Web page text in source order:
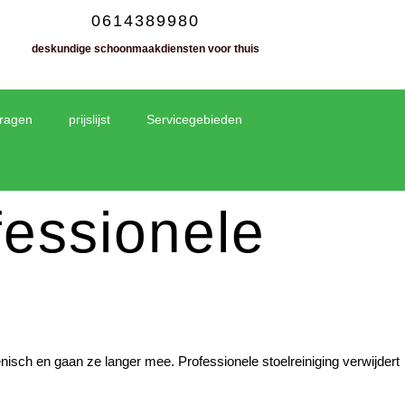
0614389980
deskundige schoonmaakdiensten voor thuis
prijslijst Servicegebieden
en gaan ze langer mee. Professionele stoelreiniging verwijdert